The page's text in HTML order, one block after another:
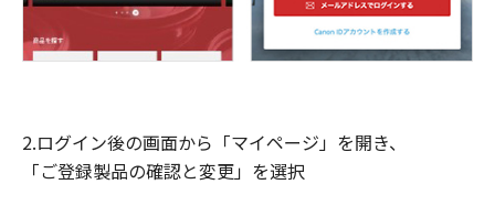
2.ログイン後の画面から「マイページ」を開き、
「ご登録製品の確認と変更」を選択